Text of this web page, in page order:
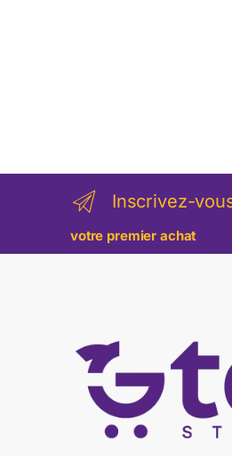
Inscrivez-
votre premier achat